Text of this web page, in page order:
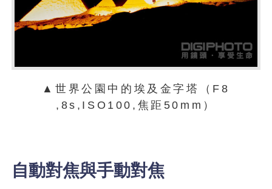
▲世界公園中的埃及金字塔（F8
,8s,ISO100,焦距50mm）
自動對焦與手動對焦